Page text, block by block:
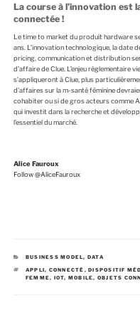
La course à l’innovation est
connectée !
Le time to market du produit hardware
ans. L’innovation technologique, la date
pricing, communication et distribution
d’affaire de Clue. L’enjeu règlementaire
s’appliqueront à Clue, plus
d’affaires sur la m-santé féminine
cohabiter ou si de gros acteurs comme
qui investit dans la recherche et
l’essentiel du marché.
Alice Fauroux
Follow @AliceFauroux
C
T
É
BUSINESS MODEL, DATA
É
T
APPLI, CONNECTÉ ,DISPOSITIF
FEMME, IOT, MOBILE, OBJETS